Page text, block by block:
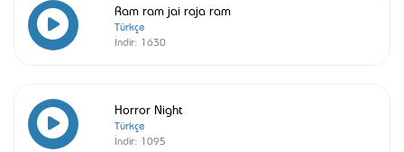
Ram ram jai raja ram
Türkçe
İndir: 1630
Horror Night
Türkçe
İndir: 1095